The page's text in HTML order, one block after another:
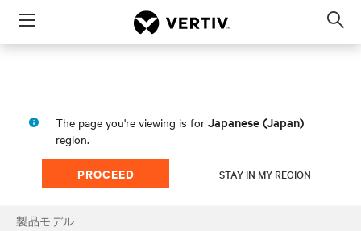
Menu
The page you're viewing is for Japanese (Japan)
region.
PROCEED STAY IN MY REGION
製品モデル